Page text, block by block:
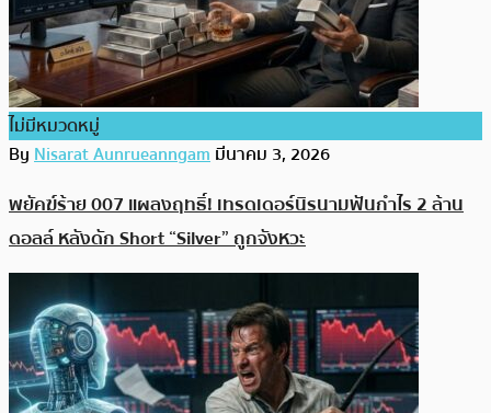
ไม่มีหมวดหมู่
ByNisarat Aunrueanngamมีนาคม 3, 2026
พยัคฆ์ร้าย 007 แผลงฤทธิ์! เทรดเดอร์นิรนามฟันกำไร 2 ล้าน
ดอลล์ หลังดัก Short “Silver” ถูกจังหวะ